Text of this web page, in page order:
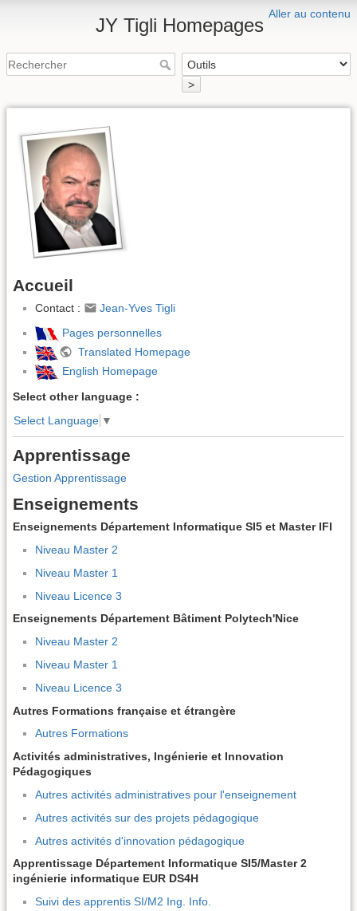
Aller au contenu
JY Tigli Homepages
>
Accueil
Contact :
Jean-Yves Tigli
Pages personnelles
Translated Homepage
English Homepage
Select other language :
Select Language ▼
Apprentissage
Gestion Apprentissage
Enseignements
Enseignements Département Informatique SI5 et Master IFI
Niveau Master 2
Niveau Master 1
Niveau Licence 3
Enseignements Département Bâtiment Polytech'Nice
Niveau Master 2
Niveau Master 1
Niveau Licence 3
Autres Formations française et étrangère
Autres Formations
Activités administratives, Ingénierie et Innovation
Pédagogiques
Autres activités administratives pour l'enseignement
Autres activités sur des projets pédagogique
Autres activités d'innovation pédagogique
Apprentissage Département Informatique SI5/Master 2
ingénierie informatique EUR DS4H
Suivi des apprentis SI/M2 Ing. Info.